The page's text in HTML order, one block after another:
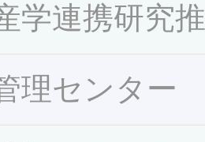
学連携研究
理センター